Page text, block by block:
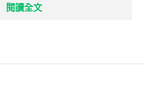
閱讀全文